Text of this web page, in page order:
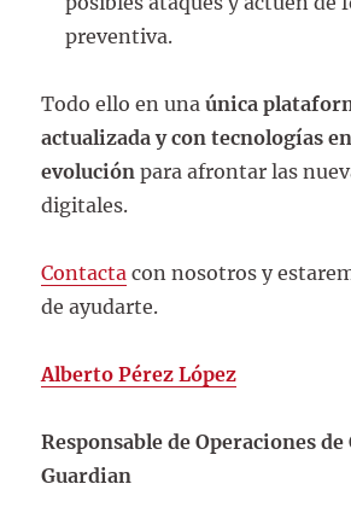
preventiva.
Todo ello en unaúnica
actualizada y con tecnologías
evolución para afrontar las
digitales.
Contacta con nosotros y
de ayudarte.
Alberto Pérez López
Responsable de Operaciones de
Guardian